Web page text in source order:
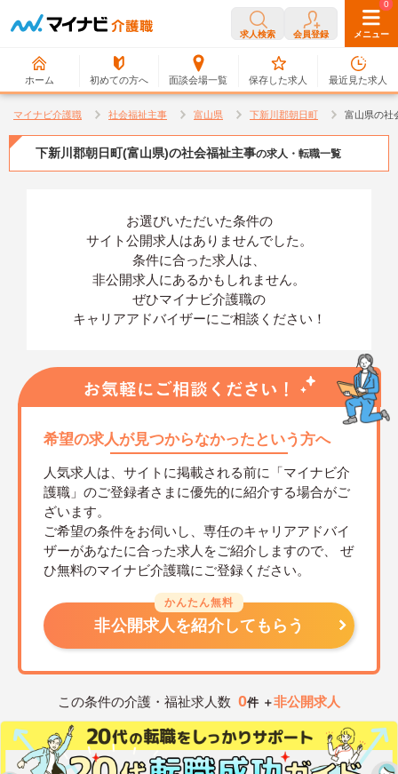
求人検索 会員登録 メニュー
ホーム 初めての方へ 面談会場一覧
0
保存した求人
0
最近見た求人
マイナビ介護職 社会福祉主事 富山県 下新川郡朝日町 富山県の社
下新川郡朝日町(富山県)の社会福祉主事の求人・転職一覧
お選びいただいた条件の
サイト公開求人はありませんでした。
条件に合った求人は、
非公開求人にあるかもしれません。
ぜひマイナビ介護職の
キャリアアドバイザーにご相談ください！
希望の求人が見つからなかったという方へ
人気求人は、サイトに掲載される前に「マイナビ介
護職」のご登録者さまに優先的に紹介する場合がご
ざいます。
ご希望の条件をお伺いし、専任のキャリアアドバイ
ザーがあなたに合った求人をご紹介しますので、
ぜ
ひ無料のマイナビ介護職にご登録ください。
かんたん無料
非公開求人を紹介してもらう
この条件の介護・福祉求人数 0件 ＋非公開求人